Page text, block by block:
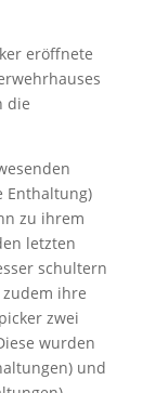
eröffnete
die
Enthaltung)
zu ihrem
letzten
schultern
ihre
zwei
wurden
und